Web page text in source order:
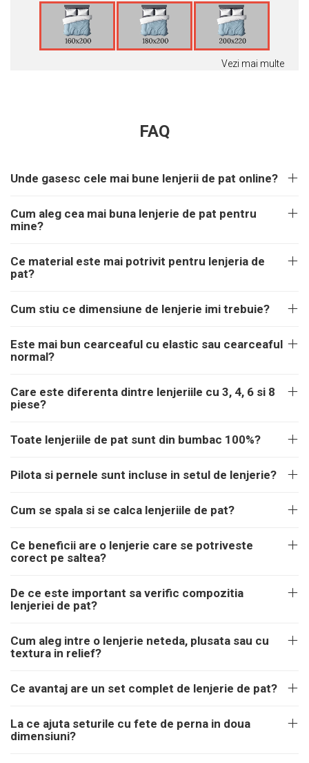
Vezi mai multe
FAQ
Unde gasesc cele mai bune lenjerii de pat online?
Cum aleg cea mai buna lenjerie de pat pentru
mine?
Ce material este mai potrivit pentru lenjeria de
pat?
Cum stiu ce dimensiune de lenjerie imi trebuie?
Este mai bun cearceaful cu elastic sau cearceaful
normal?
Care este diferenta dintre lenjeriile cu 3, 4, 6 si 8
piese?
Toate lenjeriile de pat sunt din bumbac 100%?
Pilota si pernele sunt incluse in setul de lenjerie?
Cum se spala si se calca lenjeriile de pat?
Ce beneficii are o lenjerie care se potriveste
corect pe saltea?
De ce este important sa verific compozitia
lenjeriei de pat?
Cum aleg intre o lenjerie neteda, plusata sau cu
textura in relief?
Ce avantaj are un set complet de lenjerie de pat?
La ce ajuta seturile cu fete de perna in doua
dimensiuni?